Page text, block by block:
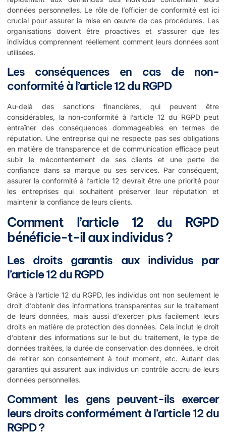
données personnelles. Le rôle de l’officier de conformité est ici
crucial pour assurer la mise en œuvre de ces procédures. Les
organisations doivent être proactives et s’assurer que les
individus comprennent réellement comment leurs données sont
utilisées.
Les conséquences en cas de non-
conformité à l’article 12 du RGPD
Au-delà des sanctions financières, qui peuvent être
considérables, la non-conformité à l’article 12 du RGPD peut
entraîner des conséquences dommageables en termes de
réputation. Une entreprise qui ne respecte pas ses obligations
en matière de transparence et de communication efficace peut
subir le mécontentement de ses clients et une perte de
confiance dans sa marque ou ses services. Par conséquent,
assurer la conformité à l’article 12 devrait être une priorité pour
les entreprises qui souhaitent préserver leur réputation et
maintenir la confiance de leurs clients.
Comment l’article 12 du RGPD
bénéficie-t-il aux individus ?
Les droits garantis aux individus par
l’article 12 du RGPD
Grâce à l’article 12 du RGPD, les individus ont non seulement le
droit d’obtenir des informations transparentes sur le traitement
de leurs données, mais aussi d’exercer plus facilement leurs
droits en matière de protection des données. Cela inclut le droit
d’obtenir des informations sur le but du traitement, le type de
données traitées, la durée de conservation des données, le droit
de retirer son consentement à tout moment, etc. Autant des
garanties qui assurent aux individus un contrôle accru de leurs
données personnelles.
Comment les gens peuvent-ils exercer
leurs droits conformément à l’article 12 du
RGPD ?